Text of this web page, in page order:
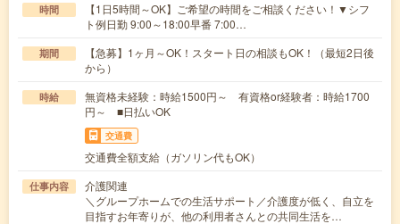
時間
【1日5時間～OK】ご希望の時間をご相談ください！▼シフ
ト例日勤 9:00～18:00早番 7:00…
期間
【急募】1ヶ月～OK！スタート日の相談もOK！（最短2日後
から）
時給
無資格未経験：時給1500円～ 有資格or経験者：時給1700
円～ ■日払いOK
交通費
交通費全額支給（ガソリン代もOK）
仕事内容
介護関連
＼グループホームでの生活サポート／介護度が低く、自立を
目指すお年寄りが、他の利用者さんとの共同生活を…